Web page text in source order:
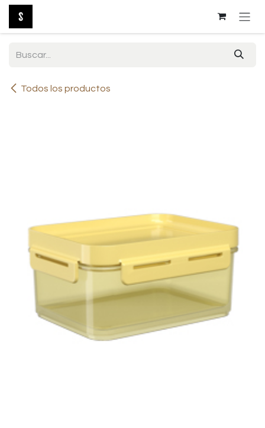
Ir al contenido
Todos los productos